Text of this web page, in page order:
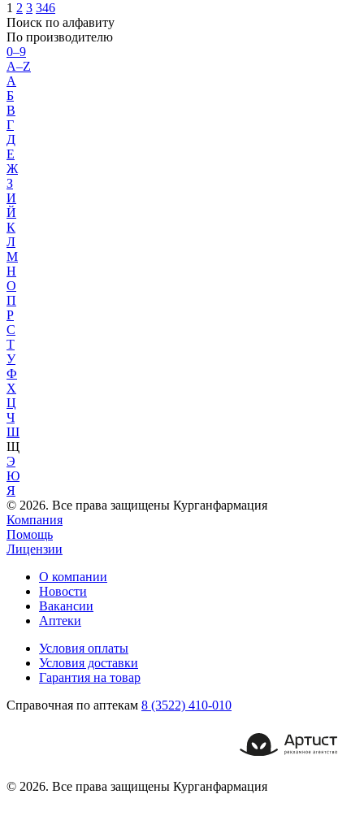
1 2 3 346
Поиск по алфавиту
По производителю
0–9
A–Z
А
Б
В
Г
Д
Е
Ж
З
И
Й
К
Л
М
Н
О
П
Р
С
Т
У
Ф
Х
Ц
Ч
Ш
Щ
Э
Ю
Я
© 2026. Все права защищены Курганфармация
Компания
Помощь
Лицензии
О компании
Новости
Вакансии
Аптеки
Условия оплаты
Условия доставки
Гарантия на товар
Справочная по аптекам 8 (3522) 410-010
© 2026. Все права защищены Курганфармация